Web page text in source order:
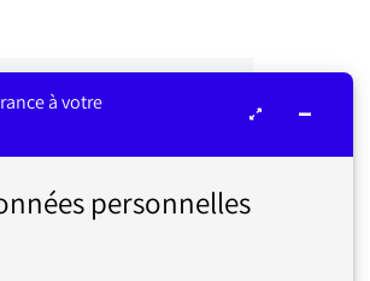
sur l’antenne.
n’en parle pas. Comme
est dit sur nos
à votre
personnelles